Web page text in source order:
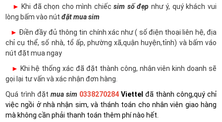
► Khi đã chọn cho mình chiếcsim số đẹp như ý, quý khách vui
lòng bấm vào nút đặt mua sim
► Điền đầy đủ thông tin chính xác như ( số điện thoại liên hệ, địa
chỉ cụ thể, số nhà, tổ ấp, phường xã,quận huyện,tỉnh) và bấm váo
nút đặt mua ngay
► Khi hệ thống xác đã đặt thành công, nhân viên kinh doanh sẽ
gọi lại tư vấn và xác nhận đơn hàng.
Quá trình đặt mua sim 0338270284 Viettel đã thành công,quý chỉ
việc ngồi ở nhà nhận sim, và thánh toán cho nhân viên giao hàng
mà không cần phải thanh toán thêm phí nào hết.